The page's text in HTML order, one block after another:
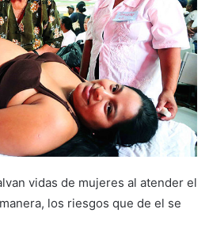
vidas de mujeres al atender el
los riesgos que de el se